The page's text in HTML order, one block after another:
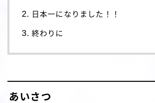
日本一になりました！！
終わりに
あいさつ